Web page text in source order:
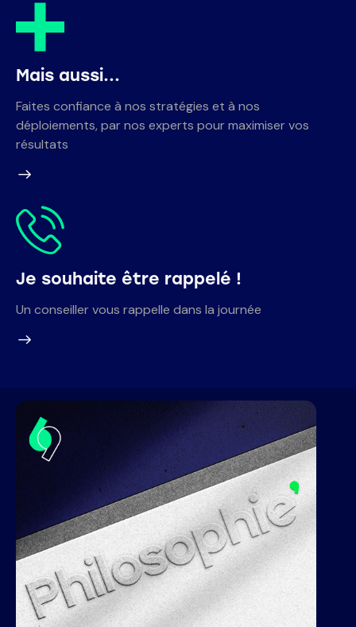
Mais aussi...
Faites confiance à nos stratégies et à nos
déploiements, par nos experts pour maximiser vos
résultats
Je souhaite être rappelé !
Un conseiller vous rappelle dans la journée